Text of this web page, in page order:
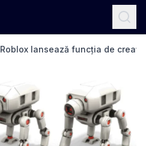
Roblox lansează funcția de